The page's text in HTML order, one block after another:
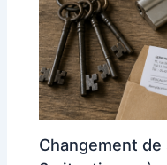
Changement